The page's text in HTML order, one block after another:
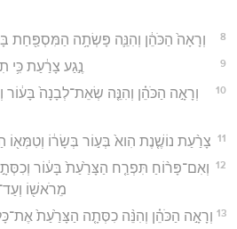
8 וְרָאָה֙ הַכֹּהֵ֔ן וְהִנֵּ֛ה פָּשְׂתָ֥ה הַמִּסְפַּ֖חַת
9 נֶ֣גַע צָרַ֔עַת כִּ֥י
10
וְרָאָ֣ה הַכֹּהֵ֗ן וְהִנֵּ֤ה שְׂאֵת־לְבָנָה֙ בָּע֔וֹר
11 צָרַ֨עַת נוֹשֶׁ֤נֶת הִוא֙ בְּע֣וֹר בְּשָׂר֔וֹ וְטִמְּא֖וֹ
12
וְאִם־פָּר֨וֹחַ תִּפְרַ֤ח הַצָּרַ֙עַת֙ בָּע֔וֹר
מֵרֹאשׁ֖וֹ
13 וְרָאָ֣ה הַכֹּהֵ֗ן וְהִנֵּ֨ה כִסְּתָ֤ה הַצָּרַ֙עַת֙